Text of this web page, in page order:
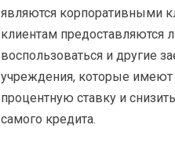
являются корпоративными
клиентам предоставляются
воспользоваться и другие
учреждения, которые
процентную ставку и
самого кредита.